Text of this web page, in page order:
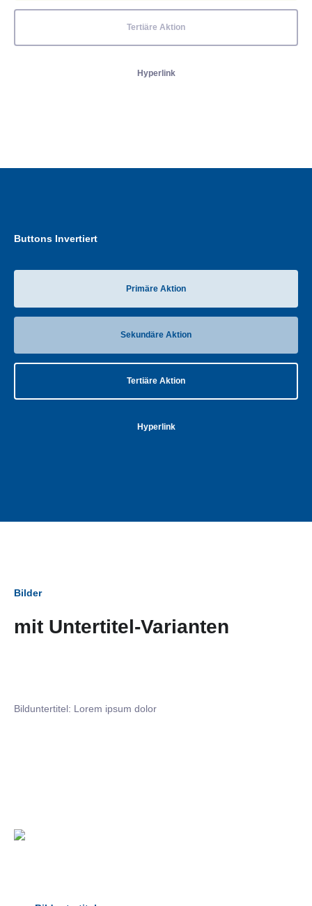
Tertiäre Aktion
Hyperlink
Buttons Invertiert
Primäre Aktion
Sekundäre Aktion
Tertiäre Aktion
Hyperlink
Bilder
mit Untertitel-Varianten
Bilduntertitel: Lorem ipsum dolor